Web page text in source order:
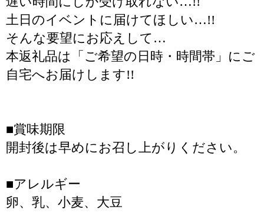
土日のイベントに届けてほしい…!!
そんな要望にお応えして…
本返礼品は「ご希望の日時・時間帯」にご
自宅へお届けします!!
■賞味期限
開封後は早めにお召し上がりください。
■アレルギー
卵、乳、小麦、大豆